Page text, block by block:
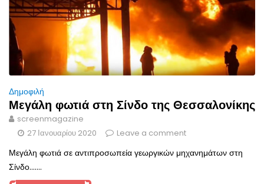
Δημοφιλή
Μεγάλη φωτιά στη Σίνδο της Θεσσαλονίκης
screenmagazine
27 Ιανουαρίου 2020
Leave a comment
Μεγάλη φωτιά σε αντιπροσωπεία γεωργικών μηχανημάτων στη
Σίνδο.......